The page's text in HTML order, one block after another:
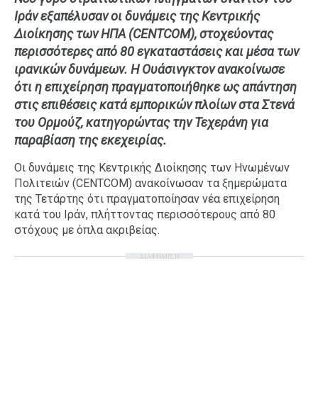
Ταξίδια
Style
Σπίτι
Family
Σχέσεις
AGENDA
Agenda
Επιλογές
Εισιτήρια
Ιράν εξαπέλυσαν οι δυνάμεις της Κεντρικής
Διοίκησης των ΗΠΑ (CENTCOM), στοχεύοντας
περισσότερες από 80 εγκαταστάσεις και μέσα των
ιρανικών δυνάμεων. Η Ουάσινγκτον ανακοίνωσε
ότι η επιχείρηση πραγματοποιήθηκε ως απάντηση
στις επιθέσεις κατά εμπορικών πλοίων στα Στενά
του Ορμούζ, κατηγορώντας την Τεχεράνη για
παραβίαση της εκεχειρίας.
Οι δυνάμεις της Κεντρικής Διοίκησης των Ηνωμένων
Πολιτειών (CENTCOM) ανακοίνωσαν τα ξημερώματα
της Τετάρτης ότι πραγματοποίησαν νέα επιχείρηση
κατά του Ιράν, πλήττοντας περισσότερους από 80
στόχους με όπλα ακριβείας.
ΔΙΑΦΗΜΙΣΗ